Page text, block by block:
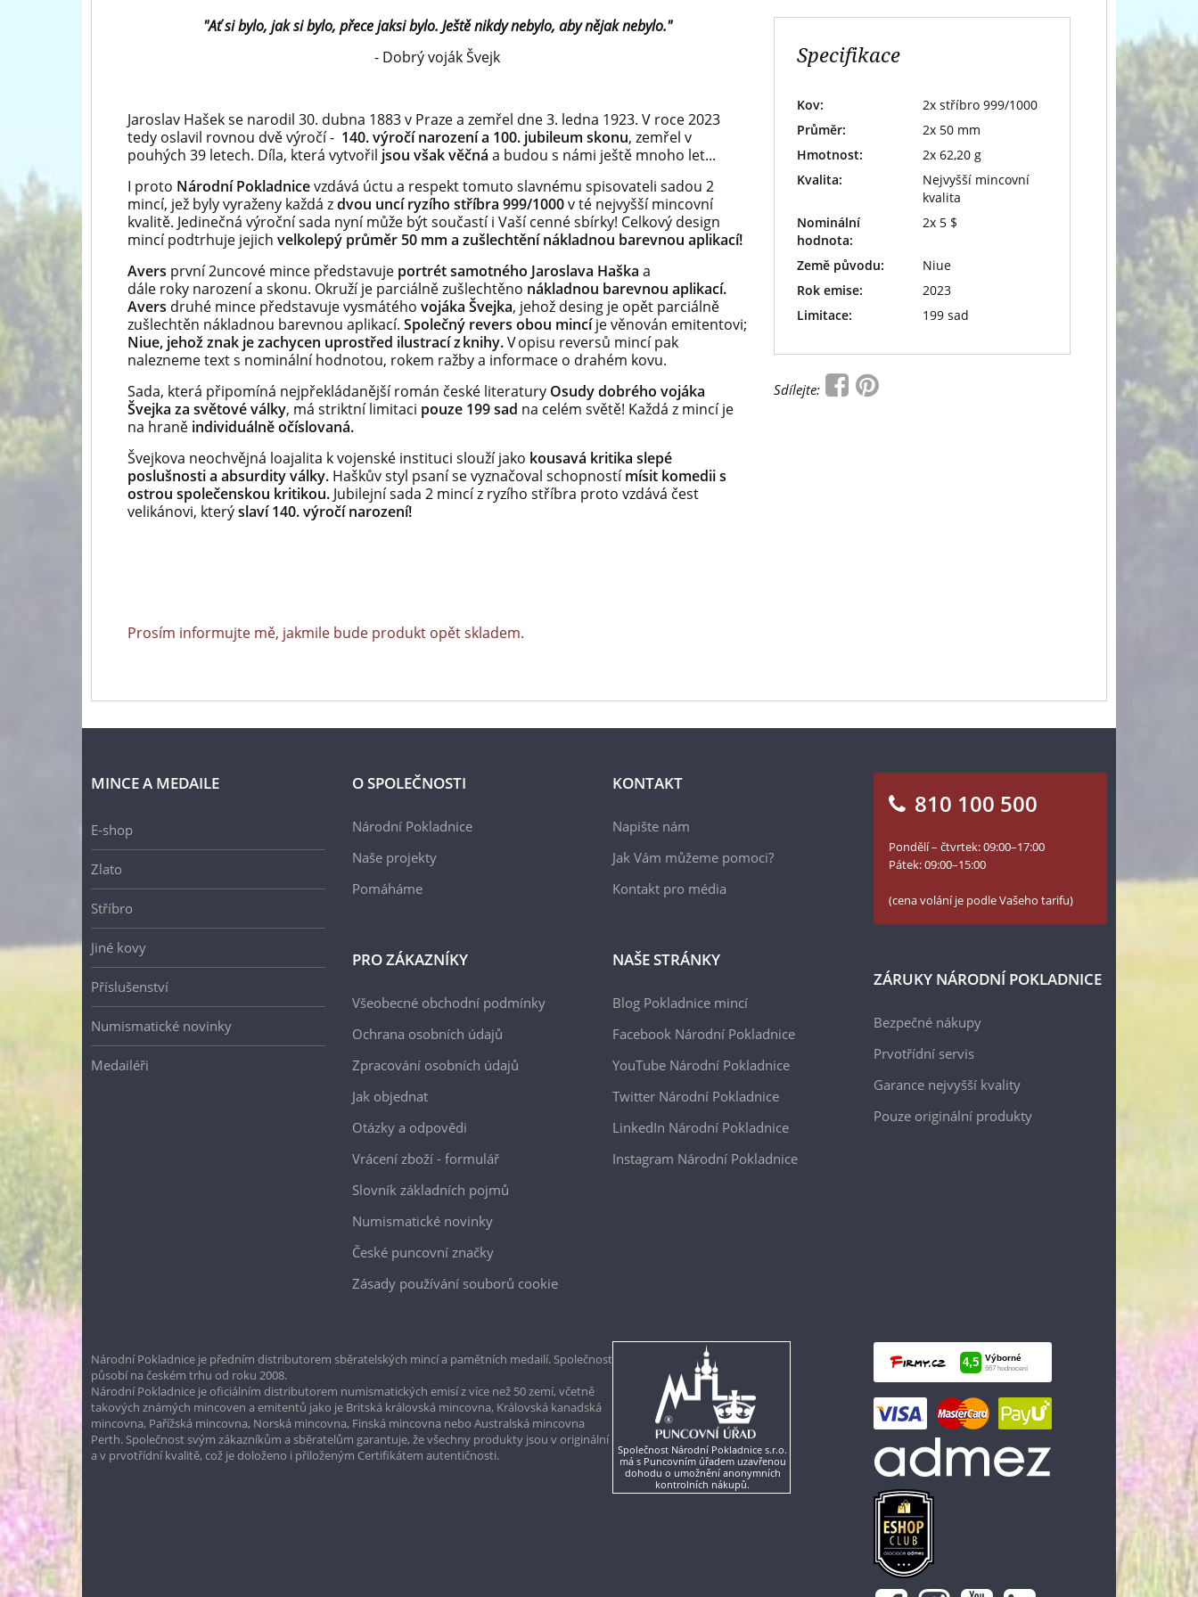
"Ať si bylo, jak si bylo, přece jaksi bylo. Ještě nikdy nebylo, aby nějak nebylo."
- Dobrý voják Švejk
Jaroslav Hašek se narodil 30. dubna 1883 v Praze a zemřel dne 3. ledna 1923. V roce 2023
tedy oslavil rovnou dvě výročí - 140. výročí narození a 100. jubileum skonu, zemřel v
pouhých 39 letech. Díla, která vytvořil jsou však věčná a budou s námi ještě mnoho let...
I proto Národní Pokladnicevzdává úctu a respekt tomuto slavnému spisovateli sadou 2
mincí, jež byly vyraženy každá zdvou uncí ryzího stříbra 999/1000v té nejvyšší mincovní
kvalitě. Jedinečná výroční sada nyní může být součastí i Vaší cenné sbírky! Celkový design
mincí podtrhuje jejich velkolepý průměr 50 mm a zušlechtěnínákladnou barevnou aplikací!
Avers první 2uncové mince představuje portrét samotného Jaroslava Haška a
dále roky narození a skonu. Okruží je parciálně zušlechtěno nákladnou barevnou aplikací.
Avers druhé mince představuje vysmátého vojáka Švejka, jehož desing je opět parciálně
zušlechtěn nákladnou barevnou aplikací. Společný revers obou mincíje věnován emitentovi;
Niue, jehož znak je zachycen uprostřed ilustrací z knihy.V opisu reversů mincí pak
nalezneme text s nominální hodnotou, rokem ražby a informace o drahém kovu.
Sada, která připomíná nejpřekládanější román české literatury Osudy dobrého vojáka
Švejka za světové války, má striktní limitaci pouze 199 sad na celém světě! Každá z mincí je
na hraně individuálně očíslovaná.
Švejkova neochvějná loajalita k vojenské instituci slouží jako kousavá kritika slepé
poslušnosti a absurdity války. Haškův styl psaní se vyznačoval schopnostímísit komedii s
ostrou společenskou kritikou. Jubilejní sada 2 mincí z ryzího stříbra proto vzdává čest
velikánovi, kterýslaví 140. výročí narození!
Prosím informujte mě, jakmile bude produkt opět skladem.
Specifikace
Kov:
2x stříbro 999/1000
Průměr:
2x 50 mm
Hmotnost:
2x 62,20 g
Kvalita:
Nejvyšší mincovní
kvalita
Nominální
hodnota:
2x 5 $
Země původu:
Niue
Rok emise:
2023
Limitace:
199 sad
Sdílejte:
MINCE A MEDAILE
E-shop
Zlato
Stříbro
Jiné kovy
Příslušenství
Numismatické novinky
Medailéři
O SPOLEČNOSTI
Národní Pokladnice
Naše projekty
Pomáháme
PRO ZÁKAZNÍKY
Všeobecné obchodní podmínky
Ochrana osobních údajů
Zpracování osobních údajů
Jak objednat
Otázky a odpovědi
Vrácení zboží - formulář
Slovník základních pojmů
Numismatické novinky
České puncovní značky
Zásady používání souborů cookie
KONTAKT
Napište nám
Jak Vám můžeme pomoci?
Kontakt pro média
NAŠE STRÁNKY
Blog Pokladnice mincí
Facebook Národní Pokladnice
YouTube Národní Pokladnice
Twitter Národní Pokladnice
LinkedIn Národní Pokladnice
Instagram Národní Pokladnice
810 100 500
Pondělí – čtvrtek: 09:00–17:00
Pátek: 09:00–15:00
(cena volání je podle Vašeho tarifu)
ZÁRUKY NÁRODNÍ POKLADNICE
Bezpečné nákupy
Prvotřídní servis
Garance nejvyšší kvality
Pouze originální produkty
Národní Pokladnice je předním distributorem sběratelských mincí a pamětních medailí. Společnost
působí na českém trhu od roku 2008.
Národní Pokladnice je oficiálním distributorem numismatických emisí z více než 50 zemí, včetně
takových známých mincoven a emitentů jako je Britská královská mincovna, Královská kanadská
mincovna, Pařížská mincovna, Norská mincovna, Finská mincovna nebo Australská mincovna
Perth. Společnost svým zákazníkům a sběratelům garantuje, že všechny produkty jsou v originální
a v prvotřídní kvalitě, což je doloženo i přiloženým Certifikátem autentičnosti.
Společnost Národní Pokladnice s.r.o.
má s Puncovním úřadem uzavřenou
dohodu o umožnění anonymních
kontrolních nákupů.